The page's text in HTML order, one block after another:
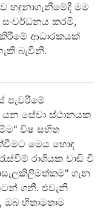
හඳුනාගැනීමේදී මම
සංවර්ධනය කරමි,
ආධාරකයක්
බැවිනි.
පැවරීමේ
යන සේවා ස්ථානයක
විෂ සහිත
මෙය හොඳ
රාශියක වාඩි වී
ගැන
ගනී. එවැනි
හිතාමතාම